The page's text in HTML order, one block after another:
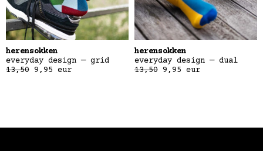
herensokken
everyday design — grid
13,50 9,95 eur
herensokken
everyday design — dual
13,50 9,95 eur